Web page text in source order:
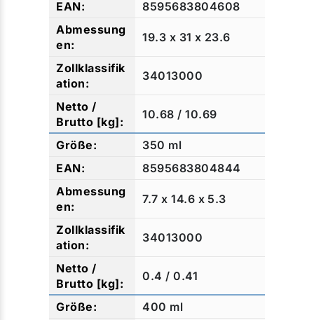
8595683804608
19.3 x 31 x 23.6
34013000
10.68 / 10.69
350 ml
8595683804844
7.7 x 14.6 x 5.3
34013000
0.4 / 0.41
400 ml